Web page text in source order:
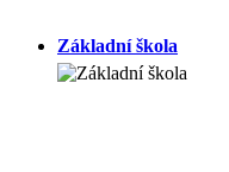
Základní škola